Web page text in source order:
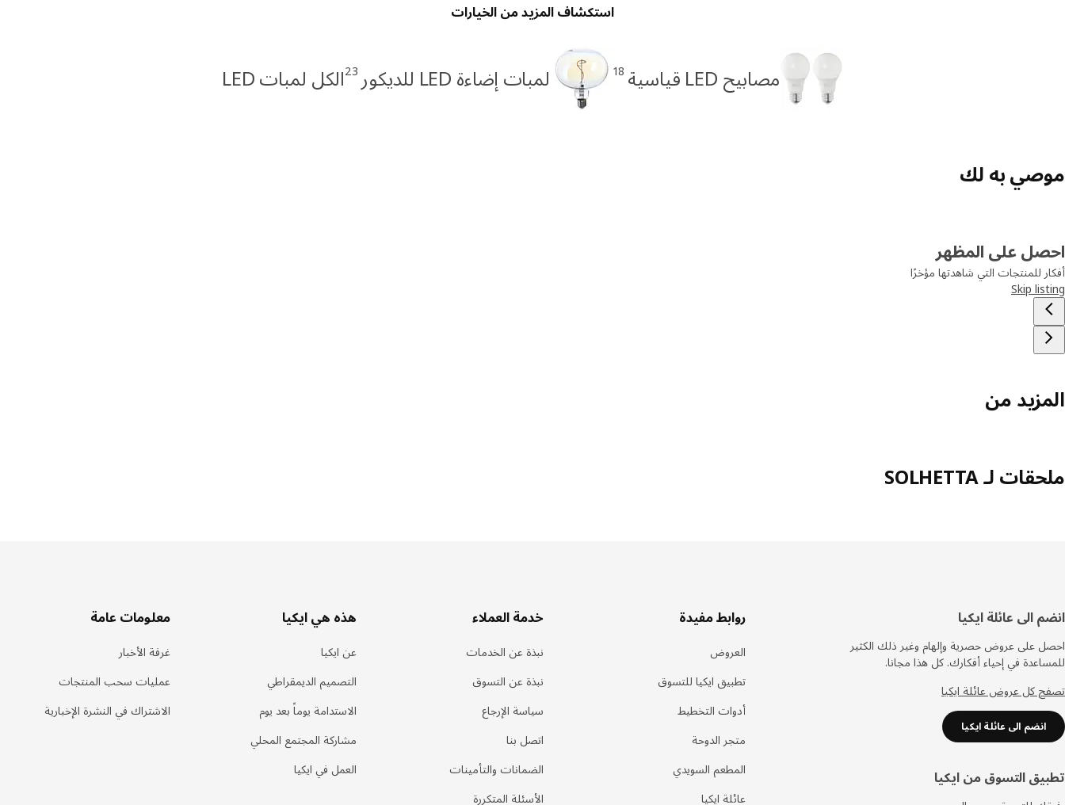
استكشاف المزيد من الخيارات
مصابيح LED قياسية 18 لمبات إضاءة LED للديكور 23الكل لمبات LED
موصي به لك
احصل على المظهر
أفكار للمنتجات التي شاهدتها مؤخرًا
Skip listing
المزيد من
ملحقات لـ SOLHETTA
أسفل
الصفحة
انضم الى عائلة ايكيا
احصل على عروض حصرية وإلهام وغير ذلك الكثير
للمساعدة في إحياء أفكارك. كل هذا مجانا.
تصفح كل عروض عائلة ايكيا
انضم الى عائلة ايكيا
تطبيق التسوق من ايكيا
روابط مفيدة
العروض
تطبيق ايكيا للتسوق
أدوات التخطيط
متجر الدوحة
المطعم السويدي
عائلة ايكيا
خدمة العملاء
نبذة عن الخدمات
نبذة عن التسوق
سياسة الإرجاع
اتصل بنا
الضمانات والتأمينات
الأسئلة المتكررة
هذه هي ايكيا
عن ايكيا
التصميم الديمقراطي
الاستدامة يوماً بعد يوم
مشاركة المجتمع المحلي
العمل في ايكيا
معلومات عامة
غرفة الأخبار
عمليات سحب المنتجات
الاشتراك في النشرة الإخبارية